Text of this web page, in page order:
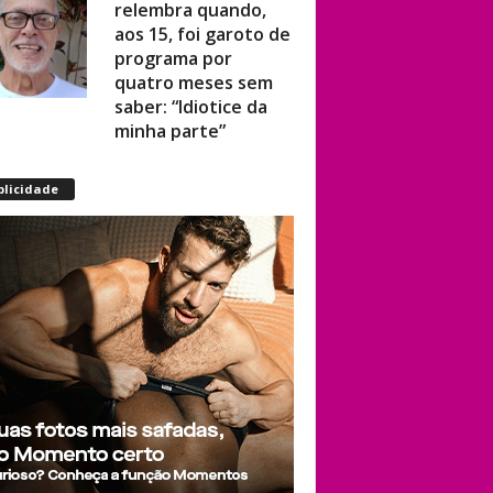
aos 15, foi garoto de
programa por
quatro meses sem
saber: “Idiotice da
minha parte”
grupo de 10 pessoas
após usar banheiro
e acaba preso no
lugar dos
agressores
Com prejuízo de R$
100 mil, boate
LGBTQIAPN+ do DF
cria vaquinha após
quarto roubo em